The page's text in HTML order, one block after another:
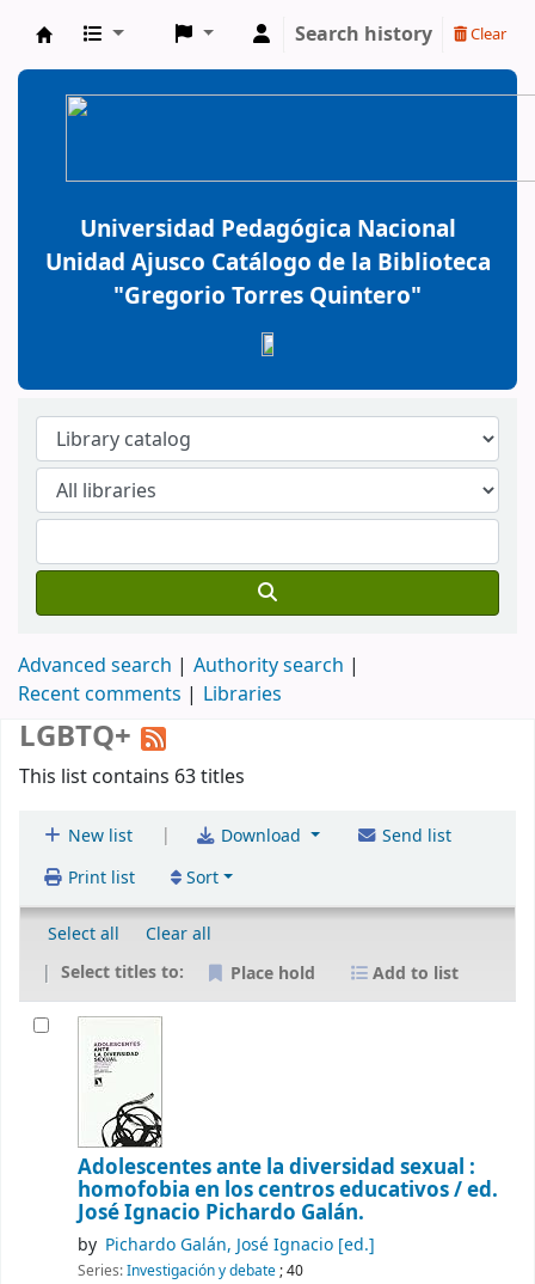
BiblioGTQ
Search history Clear
Universidad Pedagógica Nacional
Unidad Ajusco Catálogo de la Biblioteca
"Gregorio Torres Quintero"
Advanced search
Authority search
Recent comments
Libraries
LGBTQ+
This list contains 63 titles
New list | Download
Send list
Print list
Sort
Select all
Clear all
Select titles to:
Place hold Add to list
Adolescentes ante la diversidad sexual :
homofobia en los centros educativos /ed.
José Ignacio Pichardo Galán.
by Pichardo Galán, José Ignacio [ed.]
Series:Investigación y debate; 40